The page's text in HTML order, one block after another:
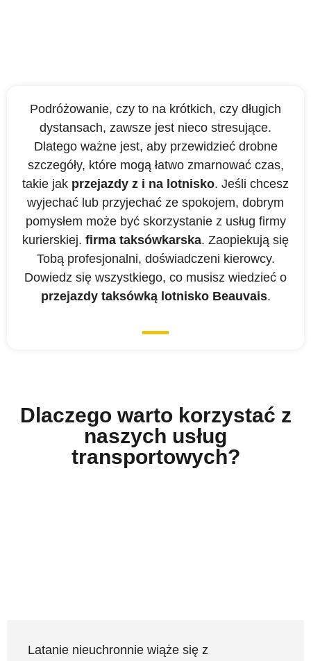
Podróżowanie, czy to na krótkich, czy długich
dystansach, zawsze jest nieco stresujące.
Dlatego ważne jest, aby przewidzieć drobne
szczegóły, które mogą łatwo zmarnować czas,
takie jak przejazdy z i na lotnisko. Jeśli chcesz
wyjechać lub przyjechać ze spokojem, dobrym
pomysłem może być skorzystanie z usług firmy
kurierskiej. firma taksówkarska. Zaopiekują się
Tobą profesjonalni, doświadczeni kierowcy.
Dowiedz się wszystkiego, co musisz wiedzieć o
przejazdy taksówką lotnisko Beauvais.
Dlaczego warto korzystać z
naszych usług
transportowych?
Latanie nieuchronnie wiąże się z